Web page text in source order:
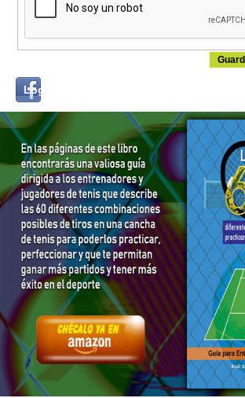
Log in with...